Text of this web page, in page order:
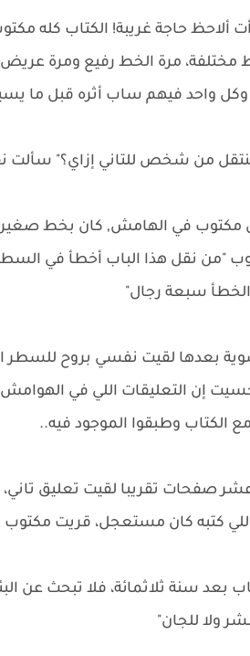
ألاحظ حاجة غريبة! الكتاب كله
مختلفة، مرة الخط رفيع ومرة
وكل واحد فيهم ساب أثره قبل ما
من شخص للتاني إزاي؟"
مكتوب في الهامش, كان بخط صغير
"من نقل هذا الباب أخطأ في
سبعة رجال"
بعدها لقيت نفسي بروح للسطر
إن التعليقات اللي في الهوامش
مع الكتاب وطبقوا الموجود فيه..
صفحات تقريبا لقيت تعليق
اللي كتبه كان مستعجل، قريت مكتوب
بعد سنة ثلاثمائة، فلا تبحث عن
ولا للجان"